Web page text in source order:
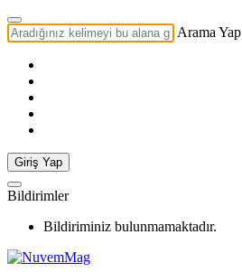
Arama Yap
Giriş Yap
Bildirimler
Bildiriminiz bulunmamaktadır.